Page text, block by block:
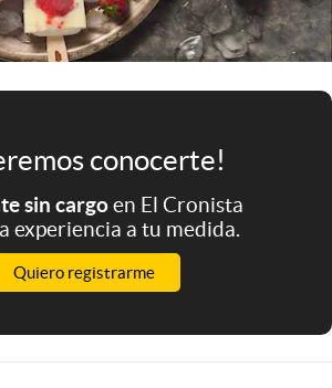
conocerte!
sin cargoen El Cronista
experiencia a tu medida.
Quiero registrarme